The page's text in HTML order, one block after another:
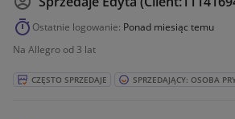
wakacyjny charakter.
Koszula posiada klasycznykołnierzyk
rękaw, a szorty mają wygodny, elastyczny
materiału satyny z bawełną.
Ostatnie logowanie: Ponad miesiąc temu
Na Allegro od 3 lat
CZĘSTO SPRZEDAJE SPRZEDAJĄCY: OSOBA